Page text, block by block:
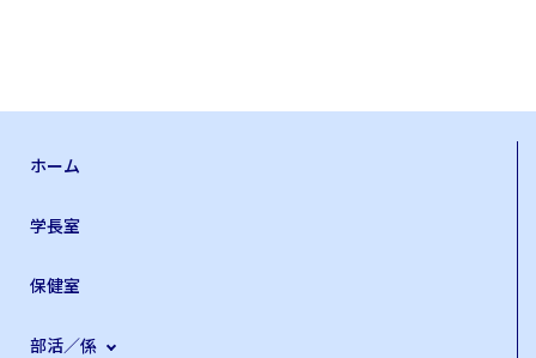
ホーム
学長室
保健室
部活／係